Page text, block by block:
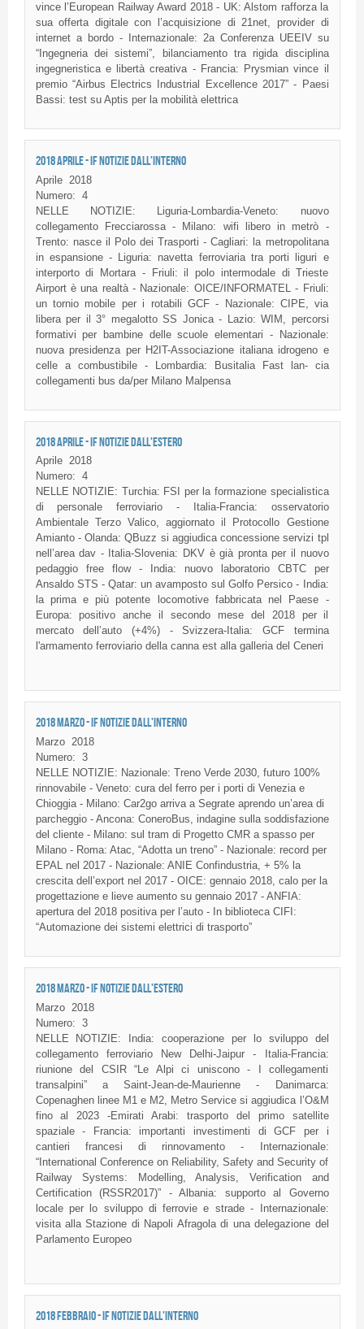
vince l’European Railway Award 2018 - UK: Alstom rafforza la
sua offerta digitale con l’acquisizione di 21net, provider di
internet a bordo - Internazionale: 2a Conferenza UEEIV su
“Ingegneria dei sistemi”, bilanciamento tra rigida disciplina
ingegneristica e libertà creativa - Francia: Prysmian vince il
premio “Airbus Electrics Industrial Excellence 2017” - Paesi
Bassi: test su Aptis per la mobilità elettrica
2018 APRILE - IF NOTIZIE DALL'INTERNO
Aprile
2018
Numero: 4
NELLE NOTIZIE: Liguria-Lombardia-Veneto: nuovo
collegamento Frecciarossa - Milano: wifi libero in metrò -
Trento: nasce il Polo dei Trasporti - Cagliari: la metropolitana
in espansione - Liguria: navetta ferroviaria tra porti liguri e
interporto di Mortara - Friuli: il polo intermodale di Trieste
Airport è una realtà - Nazionale: OICE/INFORMATEL - Friuli:
un tornio mobile per i rotabili GCF - Nazionale: CIPE, via
libera per il 3° megalotto SS Jonica - Lazio: WIM, percorsi
formativi per bambine delle scuole elementari - Nazionale:
nuova presidenza per H2IT-Associazione italiana idrogeno e
celle a combustibile - Lombardia: Busitalia Fast lan- cia
collegamenti bus da/per Milano Malpensa
2018 APRILE - IF NOTIZIE DALL'ESTERO
Aprile 2018
Numero: 4
NELLE NOTIZIE: Turchia: FSI per la formazione specialistica
di personale ferroviario - Italia-Francia: osservatorio
Ambientale Terzo Valico, aggiornato il Protocollo Gestione
Amianto - Olanda: QBuzz si aggiudica concessione servizi tpl
nell’area dav - Italia-Slovenia: DKV è già pronta per il nuovo
pedaggio free flow - India: nuovo laboratorio CBTC per
Ansaldo STS - Qatar: un avamposto sul Golfo Persico - India:
la prima e più potente locomotive fabbricata nel Paese -
Europa: positivo anche il secondo mese del 2018 per il
mercato dell’auto (+4%) - Svizzera-Italia: GCF termina
l'armamento ferroviario della canna est alla galleria del Ceneri
2018 MARZO - IF NOTIZIE DALL'INTERNO
Marzo 2018
Numero: 3
NELLE NOTIZIE: Nazionale: Treno Verde 2030, futuro 100%
rinnovabile - Veneto: cura del ferro per i porti di Venezia e
Chioggia - Milano: Car2go arriva a Segrate aprendo un’area di
parcheggio - Ancona: ConeroBus, indagine sulla soddisfazione
del cliente - Milano: sul tram di Progetto CMR a spasso per
Milano - Roma: Atac, “Adotta un treno” - Nazionale: record per
EPAL nel 2017 - Nazionale: ANIE Confindustria, + 5% la
crescita dell’export nel 2017 - OICE: gennaio 2018, calo per la
progettazione e lieve aumento su gennaio 2017 - ANFIA:
apertura del 2018 positiva per l’auto - In biblioteca CIFI:
“Automazione dei sistemi elettrici di trasporto”
2018 MARZO - IF NOTIZIE DALL'ESTERO
Marzo
2018
Numero: 3
NELLE NOTIZIE: India: cooperazione per lo sviluppo del
collegamento ferroviario New Delhi-Jaipur - Italia-Francia:
riunione del CSIR “Le Alpi ci uniscono - I collegamenti
transalpini” a Saint-Jean-de-Maurienne - Danimarca:
Copenaghen linee M1 e M2, Metro Service si aggiudica l’O&M
fino al 2023 -Emirati Arabi: trasporto del primo satellite
spaziale - Francia: importanti investimenti di GCF per i
cantieri francesi di rinnovamento - Internazionale:
“International Conference on Reliability, Safety and Security of
Railway Systems: Modelling, Analysis, Verification and
Certification (RSSR2017)” - Albania: supporto al Governo
locale per lo sviluppo di ferrovie e strade - Internazionale:
visita alla Stazione di Napoli Afragola di una delegazione del
Parlamento Europeo
2018 FEBBRAIO - IF NOTIZIE DALL'INTERNO